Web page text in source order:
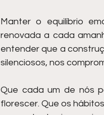
Manter o equilíbrio
renovada a cada
entender que a
silenciosos, nos
Que cada um de nós
florescer. Que os